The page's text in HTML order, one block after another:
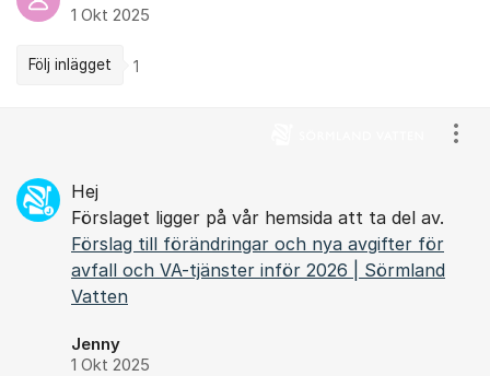
1 Okt 2025
Följ inlägget 1
Hej
Förslaget ligger på vår hemsida att ta del av.
Förslag till förändringar och nya avgifter för
avfall och VA-tjänster inför 2026 | Sörmland
Vatten
Jenny
1 Okt 2025